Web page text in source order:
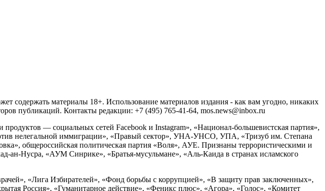
материалы 18+. Использование материалов издания - как вам угодно, никаких
публикаций. Контакты редакции: +7 (495) 765-41-64, mos.news@inbox.ru
— социальных сетей Facebook и Instagram», «Национал-большевистская партия»,
нелегальной иммиграции», «Правый сектор», УНА-УНСО, УПА, «Тризуб им. Степана
общероссийская политическая партия «Воля», АУЕ. Признаны террористическими и
Нусра, «АУМ Синрике», «Братья-мусульмане», «Аль-Каида в странах исламского
«Лига Избирателей», «Фонд борьбы с коррупцией», «В защиту прав заключенных»,
Россия», «Гуманитарное действие», «Феникс плюс», «Агора», «Голос», «Комитет